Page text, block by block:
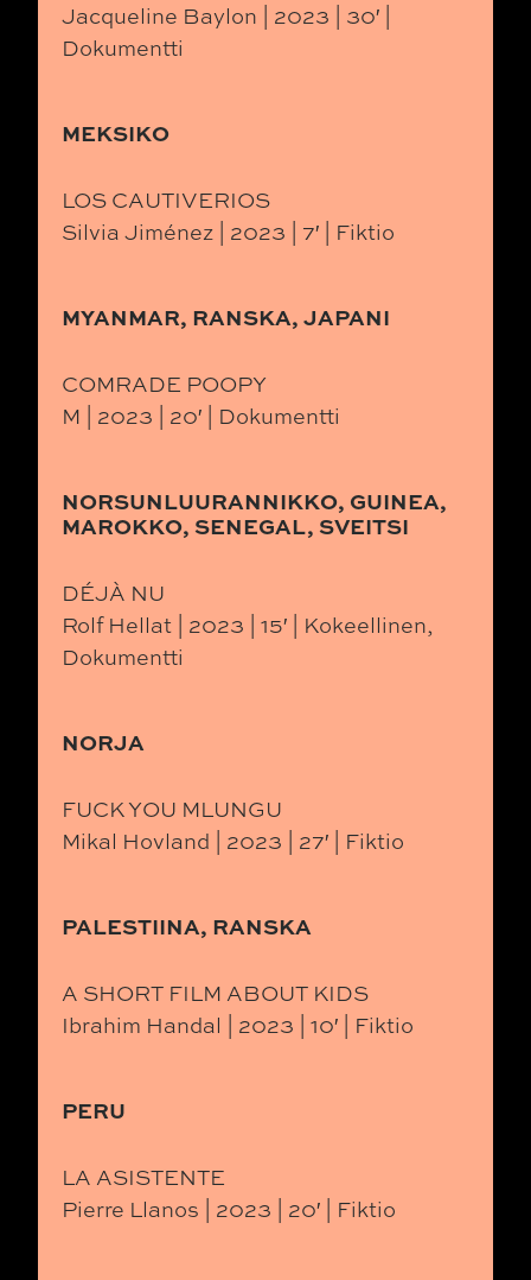
Jacqueline Baylon | 2023 | 30′ |
Dokumentti
MEKSIKO
LOS CAUTIVERIOS
Silvia Jiménez | 2023 | 7′ | Fiktio
MYANMAR, RANSKA, JAPANI
COMRADE POOPY
M | 2023 | 20′ | Dokumentti
NORSUNLUURANNIKKO, GUINEA,
MAROKKO, SENEGAL, SVEITSI
DÉJÀ NU
Rolf Hellat | 2023 | 15′ | Kokeellinen,
Dokumentti
NORJA
FUCK YOU MLUNGU
Mikal Hovland | 2023 | 27′ | Fiktio
PALESTIINA, RANSKA
A SHORT FILM ABOUT KIDS
Ibrahim Handal | 2023 | 10′ | Fiktio
PERU
LA ASISTENTE
Pierre Llanos | 2023 | 20′ | Fiktio